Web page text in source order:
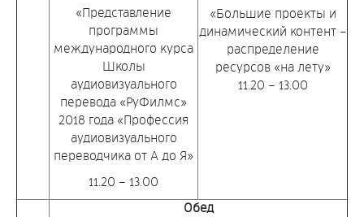
«Представление
программы
международного курса
Школы
аудиовизуального
перевода «РуФилмс»
2018 года «Профессия
аудиовизуального
переводчика от А до Я»
11.20 – 13.00
«Большие проекты и
динамический контент –
распределение
ресурсов «на лету»
11.20 – 13.00
Обед